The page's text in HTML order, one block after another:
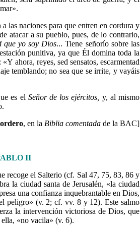
las naciones para que entren en cordura y
atacar a su pueblo, pues, de lo contrario,
que yo soy Dios... Tiene señorío sobre las
punitiva, ya que Él domina toda la
ahora, reyes, sed sensatos, escarmentad
temblando; no sea que se irrite, y vayáis
es el Señor de los ejércitos, y, al mismo
, en la Biblia comentada de la BAC]
II
recoge el Salterio (cf. Sal 47, 75, 83, 86 y
la ciudad santa de Jerusalén, «la ciudad
una confianza inquebrantable en Dios,
peligro» (v. 2; cf. vv. 8 y 12). Este salmo
la intervención victoriosa de Dios, que
ella, «no vacila» (v. 6).